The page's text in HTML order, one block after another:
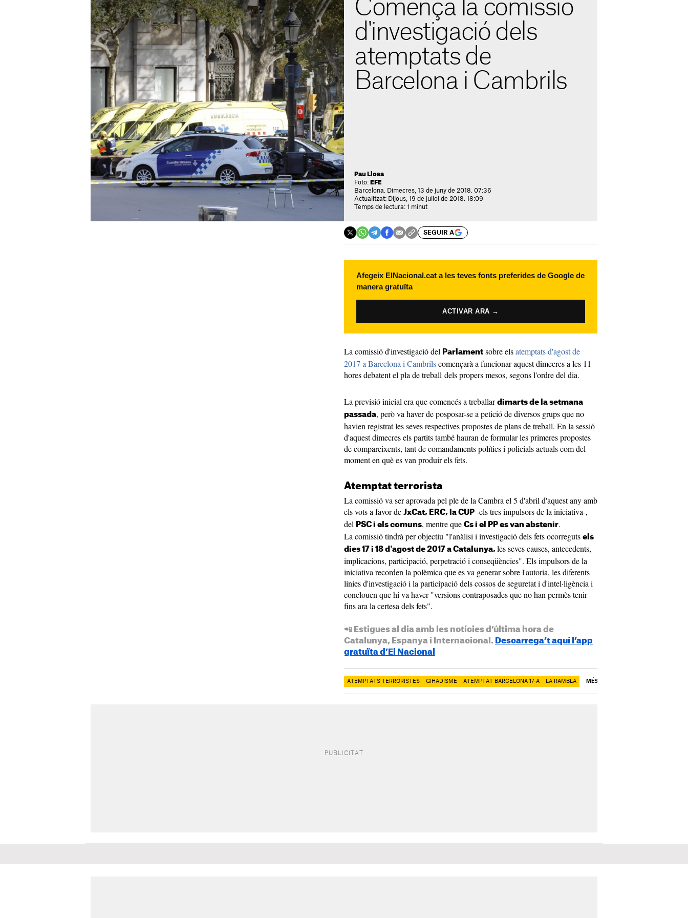
Comença la comissió
d'investigació dels
atemptats de
Barcelona i Cambrils
Pau Llosa
Foto: EFE
Barcelona. Dimecres, 13 de juny de 2018. 07:36
Actualitzat: Dijous, 19 de juliol de 2018. 18:09
Temps de lectura: 1 minut
SEGUIR A
Afegeix ElNacional.cat a les teves fonts preferides de Google de
manera gratuïta
ACTIVAR ARA →
La comissió d'investigació del Parlament sobre elsatemptats d'agost de
2017 a Barcelona i Cambrilscomençarà a funcionar aquest dimecres a les 11
hores debatent el pla de treball dels propers mesos, segons l'ordre del dia.
La previsió inicial era que comencés a treballar dimarts de la setmana
passada, però va haver de posposar-se a petició de diversos grups que no
havien registrat les seves respectives propostes de plans de treball. En la sessió
d'aquest dimecres els partits també hauran de formular les primeres propostes
de compareixents, tant de comandaments polítics i policials actuals com del
moment en què es van produir els fets.
Atemptat terrorista
La comissió va ser aprovada pel ple de la Cambra el 5 d'abril d'aquest any amb
els vots a favor de JxCat, ERC, la CUP -els tres impulsors de la iniciativa-,
del PSC i els comuns, mentre que Cs i el PP es van abstenir.
La comissió tindrà per objectiu "l'anàlisi i investigació dels fets ocorreguts els
dies 17 i 18 d'agost de 2017 a Catalunya, les seves causes, antecedents,
implicacions, participació, perpetració i conseqüències". Els impulsors de la
iniciativa recorden la polèmica que es va generar sobre l'autoria, les diferents
línies d'investigació i la participació dels cossos de seguretat i d'intel·ligència i
conclouen que hi va haver "versions contraposades que no han permès tenir
fins ara la certesa dels fets".
📲 Estigues al dia amb les notícies d’última hora de
Catalunya, Espanya i Internacional. Descarrega’t aquí l’app
gratuïta d’El Nacional
ATEMPTATS TERRORISTES GIHADISME ATEMPTAT BARCELONA 17-A LA RAMBLA MÉS